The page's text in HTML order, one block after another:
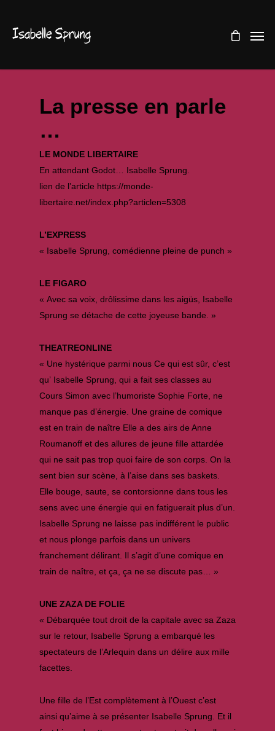
La presse en parle
…
LE MONDE LIBERTAIRE
En attendant Godot… Isabelle Sprung.
lien de l’article https://monde-
libertaire.net/index.php?articlen=5308
L’EXPRESS
« Isabelle Sprung, comédienne pleine de punch »
LE FIGARO
« Avec sa voix, drôlissime dans les aigüs, Isabelle
Sprung se détache de cette joyeuse bande. »
THEATREONLINE
« Une hystérique parmi nous Ce qui est sûr, c’est
qu’ Isabelle Sprung, qui a fait ses classes au
Cours Simon avec l’humoriste Sophie Forte, ne
manque pas d’énergie. Une graine de comique
est en train de naître Elle a des airs de Anne
Roumanoff et des allures de jeune fille attardée
qui ne sait pas trop quoi faire de son corps. On la
sent bien sur scène, à l’aise dans ses baskets.
Elle bouge, saute, se contorsionne dans tous les
sens avec une énergie qui en fatiguerait plus d’un.
Isabelle Sprung ne laisse pas indifférent le public
et nous plonge parfois dans un univers
franchement délirant. Il s’agit d’une comique en
train de naître, et ça, ça ne se discute pas… »
UNE ZAZA DE FOLIE
« Débarquée tout droit de la capitale avec sa Zaza
sur le retour, Isabelle Sprung a embarqué les
spectateurs de l’Arlequin dans un délire aux mille
facettes.
Une fille de l’Est complètement à l’Ouest c’est
ainsi qu’aime à se présenter Isabelle Sprung. Et il